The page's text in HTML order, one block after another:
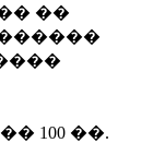
��
100 ��.